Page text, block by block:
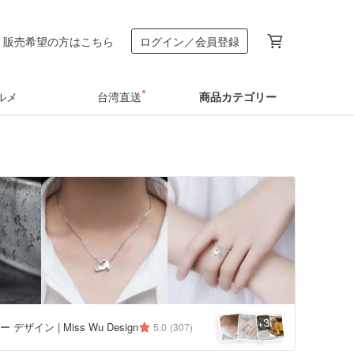
販売希望の方はこちら ログイン／会員登録
メ 台湾直送 商品カテゴリー
デザイン | Miss Wu Design 5.0 (307) +3